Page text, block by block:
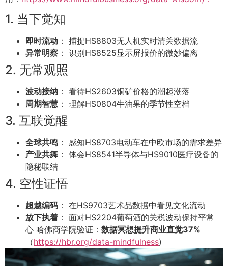
1. 当下觉知
即时流动 ： 捕捉HS8803无人机实时清关数据流
异常明察 ： 识别HS8525显示屏报价的微妙偏离
2. 无常观照
波动接纳 ： 看待HS2603铜矿价格的潮起潮落
周期智慧 ： 理解HS0804牛油果的季节性空档
3. 互联觉醒
全球共鸣 ： 感知HS8703电动车在中欧市场的需求差异
产业共舞 ： 体会HS8541半导体与HS9010医疗设备的
隐秘联结
4. 空性证悟
超越编码 ： 在HS9703艺术品数据中看见文化流动
放下执着 ： 面对HS2204葡萄酒的关税波动保持平常
心 哈佛商学院验证： 数据冥想提升商业直觉37%
（https://hbr.org/data-mindfulness)